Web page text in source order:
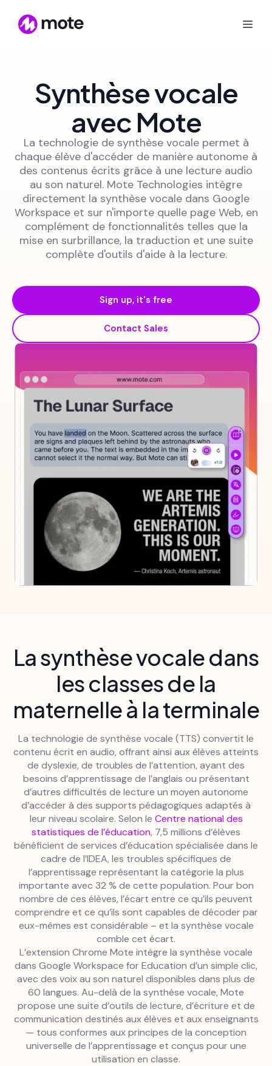
Synthèse vocale
avec Mote
La technologie de synthèse vocale permet à
chaque élève d'accéder de manière autonome à
des contenus écrits grâce à une lecture audio
au son naturel. Mote Technologies intègre
directement la synthèse vocale dans Google
Workspace et sur n'importe quelle page Web, en
complément de fonctionnalités telles que la
mise en surbrillance, la traduction et une suite
complète d'outils d'aide à la lecture.
Sign up, it's free
Contact Sales
La synthèse vocale dans
les classes de la
maternelle à la terminale
La technologie de synthèse vocale (TTS) convertit le
contenu écrit en audio, offrant ainsi aux élèves atteints
de dyslexie, de troubles de l’attention, ayant des
besoins d’apprentissage de l’anglais ou présentant
d’autres difficultés de lecture un moyen autonome
d’accéder à des supports pédagogiques adaptés à
leur niveau scolaire. Selon le Centre national des
statistiques de l’éducation, 7,5 millions d’élèves
bénéficient de services d’éducation spécialisée dans le
cadre de l’IDEA, les troubles spécifiques de
l’apprentissage représentant la catégorie la plus
importante avec 32 % de cette population. Pour bon
nombre de ces élèves, l’écart entre ce qu’ils peuvent
comprendre et ce qu’ils sont capables de décoder par
eux-mêmes est considérable – et la synthèse vocale
comble cet écart.
L’extension Chrome Mote intègre la synthèse vocale
dans Google Workspace for Education d’un simple clic,
avec des voix au son naturel disponibles dans plus de
60 langues. Au-delà de la synthèse vocale, Mote
propose une suite d’outils de lecture, d’écriture et de
communication destinés aux élèves et aux enseignants
— tous conformes aux principes de la conception
universelle de l’apprentissage et conçus pour une
utilisation en classe.